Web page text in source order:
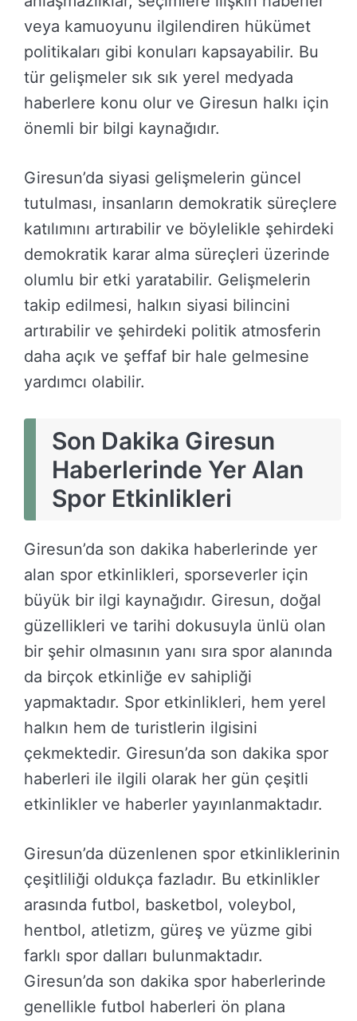
veya kamuoyunu ilgilendiren hükümet
politikaları gibi konuları kapsayabilir. Bu
tür gelişmeler sık sık yerel medyada
haberlere konu olur ve Giresun halkı için
önemli bir bilgi kaynağıdır.
Giresun’da siyasi gelişmelerin güncel
tutulması, insanların demokratik süreçlere
katılımını artırabilir ve böylelikle şehirdeki
demokratik karar alma süreçleri üzerinde
olumlu bir etki yaratabilir. Gelişmelerin
takip edilmesi, halkın siyasi bilincini
artırabilir ve şehirdeki politik atmosferin
daha açık ve şeffaf bir hale gelmesine
yardımcı olabilir.
Son Dakika Giresun
Haberlerinde Yer Alan
Spor Etkinlikleri
Giresun’da son dakika haberlerinde yer
alan spor etkinlikleri, sporseverler için
büyük bir ilgi kaynağıdır. Giresun, doğal
güzellikleri ve tarihi dokusuyla ünlü olan
bir şehir olmasının yanı sıra spor alanında
da birçok etkinliğe ev sahipliği
yapmaktadır. Spor etkinlikleri, hem yerel
halkın hem de turistlerin ilgisini
çekmektedir. Giresun’da son dakika spor
haberleri ile ilgili olarak her gün çeşitli
etkinlikler ve haberler yayınlanmaktadır.
Giresun’da düzenlenen spor etkinliklerinin
çeşitliliği oldukça fazladır. Bu etkinlikler
arasında futbol, basketbol, voleybol,
hentbol, atletizm, güreş ve yüzme gibi
farklı spor dalları bulunmaktadır.
Giresun’da son dakika spor haberlerinde
genellikle futbol haberleri ön plana